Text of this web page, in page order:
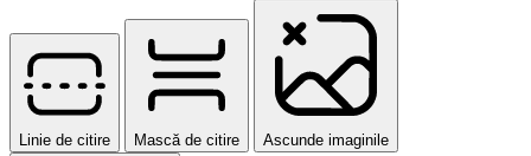
Linie de citire Mască de citire Ascunde imaginile